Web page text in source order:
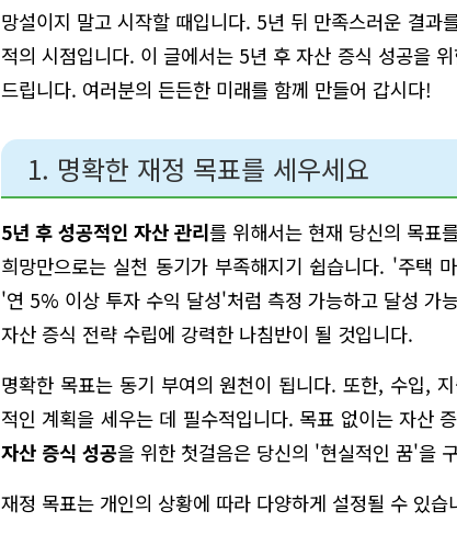
망설이지 말고 시작할 때입니다. 5년 뒤 만족스러운 결과
적의 시점입니다. 이 글에서는 5년 후 자산 증식 성공을
드립니다. 여러분의 든든한 미래를 함께 만들어 갑시다!
1. 명확한 재정 목표를 세우세요
5년 후 성공적인 자산 관리를 위해서는 현재 당신의 목표
희망만으로는 실천 동기가 부족해지기 쉽습니다. '주택
'연 5% 이상 투자 수익 달성'처럼 측정 가능하고 달성 가
자산 증식 전략 수립에 강력한 나침반이 될 것입니다.
명확한 목표는 동기 부여의 원천이 됩니다. 또한, 수입,
적인 계획을 세우는 데 필수적입니다. 목표 없이는 자산
자산 증식 성공을 위한 첫걸음은 당신의 '현실적인 꿈'을
재정 목표는 개인의 상황에 따라 다양하게 설정될 수 있